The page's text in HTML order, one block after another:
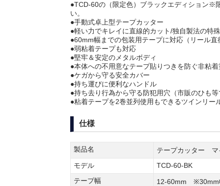
●TCD-60の（限定色）ブラックエディション※
い。
●手動式卓上型テープカッター
●軽い力でキレイに直線的カット/独自製法の特
●60mm幅までの包装用テープに対応（リール直
●弱粘着テープも対応
●堅牢＆安定のメタルボディ
●本体への不用意なテープ貼りつきを防ぐ非粘着
●ケガから守る安全カバー
●持ち運びに便利なハンドル
●持ち去り行為から守る防犯用穴（市販のひも
●粘着テープを2巻並列使用もできるツインリー
仕様
製品名
テープカッター マ
モデル
TCD-60-BK
テープ幅
12-60mm ※30mm